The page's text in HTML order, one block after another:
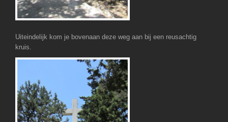
Uiteindelijk kom je bovenaan deze weg aan bij een reusachtig
kruis.